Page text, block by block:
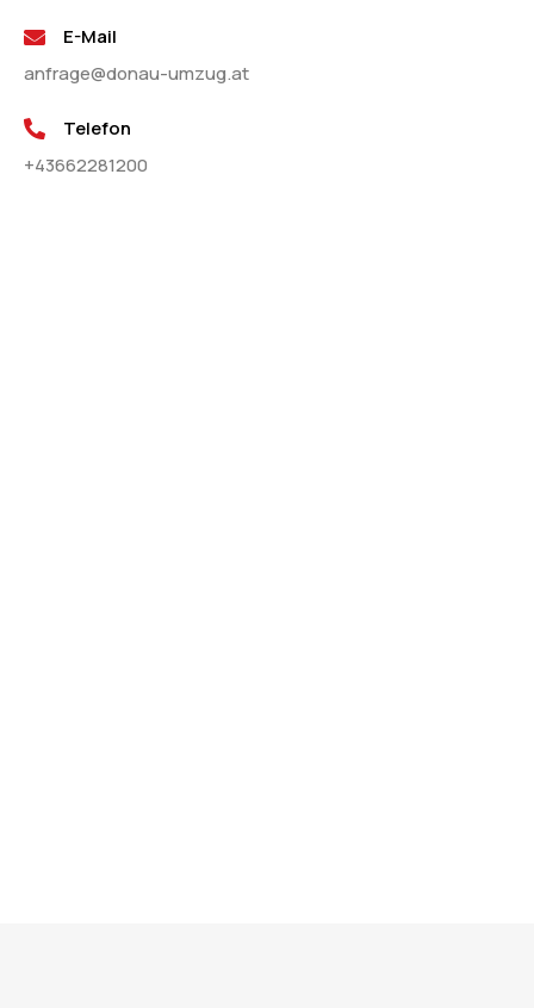
E-Mail
anfrage@donau-umzug.at
Telefon
+43662281200